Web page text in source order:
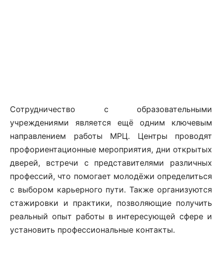
Сотрудничество с образовательными
учреждениями является ещё одним ключевым
направлением работы МРЦ. Центры проводят
профориентационные мероприятия, дни открытых
дверей, встречи с представителями различных
профессий, что помогает молодёжи определиться
с выбором карьерного пути. Также организуются
стажировки и практики, позволяющие получить
реальный опыт работы в интересующей сфере и
установить профессиональные контакты.